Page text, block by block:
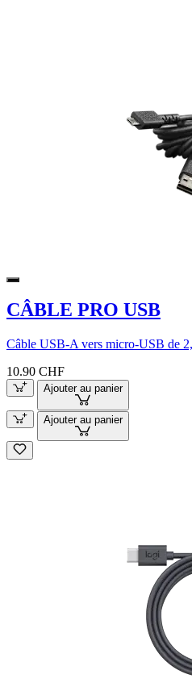
CÂBLE PRO USB
Câble USB-A vers micro-USB de
10.90 CHF
Ajouter au panier
Ajouter au panier